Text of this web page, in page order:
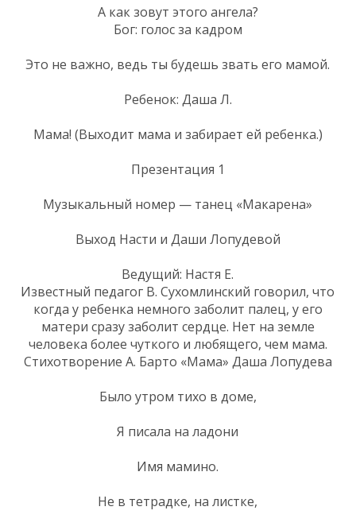
А как зовут этого ангела?
Бог: голос за кадром
Это не важно, ведь ты будешь звать его мамой.
Ребенок: Даша Л.
Мама! (Выходит мама и забирает ей ребенка.)
Презентация 1
Музыкальный номер — танец «Макарена»
Выход Насти и Даши Лопудевой
Ведущий: Настя Е.
Известный педагог В. Сухомлинский говорил, что
когда у ребенка немного заболит палец, у его
матери сразу заболит сердце. Нет на земле
человека более чуткого и любящего, чем мама.
Стихотворение А. Барто «Мама» Даша Лопудева
Было утром тихо в доме,
Я писала на ладони
Имя мамино.
Не в тетрадке, на листке,